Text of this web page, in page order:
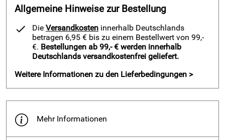
Platz.
Spüre beim Regentop Atlantis2 von Acerbis die leichte
Qualität auf deiner Haut und bewege dich frei beim Laufen,
Kicken oder Aufwärmen. Halte deinen Oberkörper trocken
durch das wasserabweisende TAFTEC-Material und bleibe
grünen Design und dem farblich abgesetzten Kragen ein
klares, sportliches Zeichen.
Genieße den angenehmen, hautfreundlichen
Tragekomfort durch TAFTEC und 100% Polyester.
Allgemeine Hinweise zur Bestellung
Die Versandkosten innerhalb Deutschlands
betragen 6,95 € bis zu einem Bestellwert von 99,-
€. Bestellungen ab 99,- € werden innerhalb
Deutschlands versandkostenfrei geliefert.
Weitere Informationen zu den Lieferbedingungen >
Mehr Informationen